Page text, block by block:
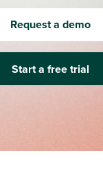
Request a demo
Start a free trial